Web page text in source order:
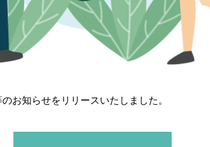
お知らせをリリースいたしました。